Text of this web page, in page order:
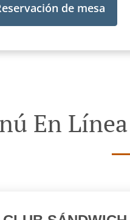
de mesa
En